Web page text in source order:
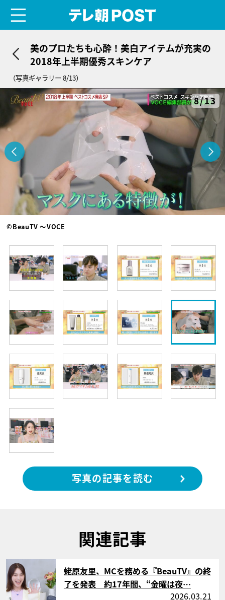
美のプロたちも心酔！美白アイテムが充実の
2018年上半期優秀スキンケア
（写真ギャラリー 8/13）
8/13
©BeauTV ～VOCE
写真の記事を読む
関連記事
サムネイル
蛯原友里、MCを務める『BeauTV』の終
了を発表 約17年間、“金曜は夜…
2026.03.21